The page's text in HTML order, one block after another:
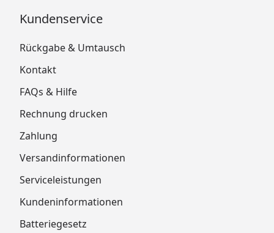
Kundenservice
Rückgabe & Umtausch
Kontakt
FAQs & Hilfe
Rechnung drucken
Zahlung
Versandinformationen
Serviceleistungen
Kundeninformationen
Batteriegesetz